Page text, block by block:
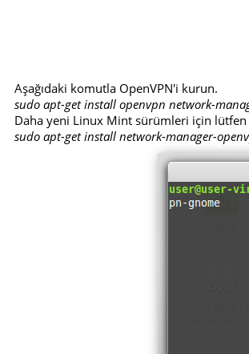
Aşağıdaki komutla OpenVPN'i kurun.
sudo apt-get install openvpn network-
Daha yeni Linux Mint sürümleri için
sudo apt-get install network-manager-